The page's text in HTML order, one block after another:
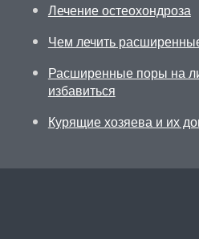
Лечение остеохондроза
Чем лечить
Расширенные поры на
избавиться
Курящие хозяева и их